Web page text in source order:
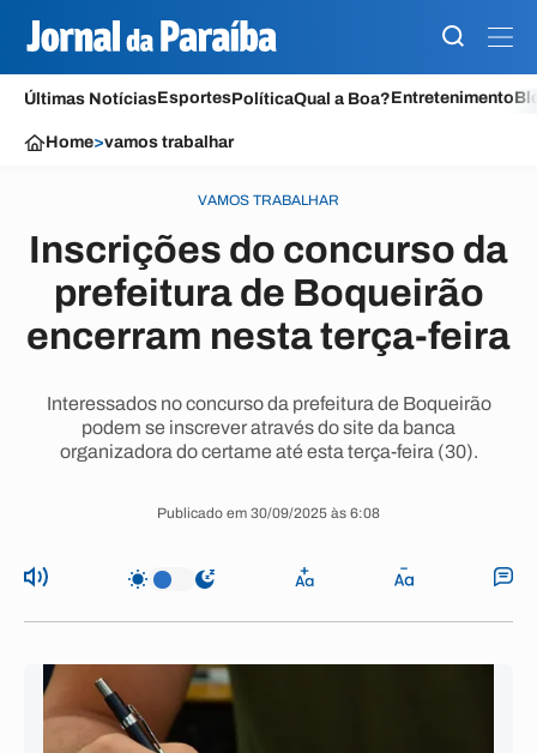
Últimas NotíciasEsportesPolíticaQual a Boa?Entretenimento
Home>vamos trabalhar
VAMOS TRABALHAR
Inscrições do concurso da
prefeitura de Boqueirão
encerram nesta terça-feira
Interessados no concurso da prefeitura de Boqueirão
podem se inscrever através do site da banca
organizadora do certame até esta terça-feira (30).
Publicado em 30/09/2025 às 6:08